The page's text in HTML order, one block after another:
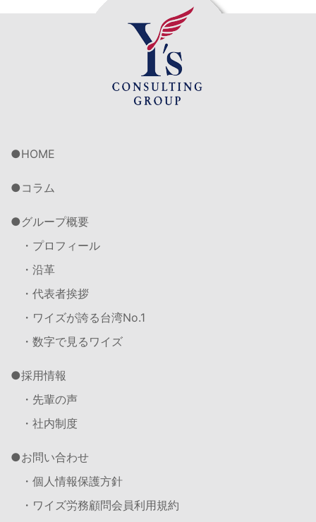
HOME
コラム
グループ概要
・プロフィール
・沿革
・代表者挨拶
・ワイズが誇る台湾No.1
・数字で見るワイズ
採用情報
・先輩の声
・社内制度
お問い合わせ
・個人情報保護方針
・ワイズ労務顧問会員利用規約